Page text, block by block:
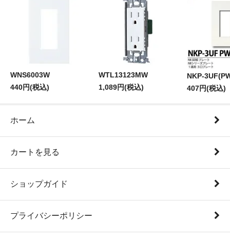
WNS6003W
440円(税込)
WTL13123MW
1,089円(税込)
NKP-
407円(税込)
ホーム
カートを見る
ショップガイド
プライバシーポリシー